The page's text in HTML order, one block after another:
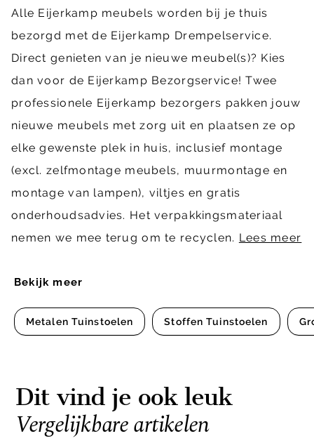
Bekijk meer
Metalen Tuinstoelen Stoffen Tuinstoelen
Alle Eijerkamp meubels worden bij je thuis
bezorgd met de Eijerkamp Drempelservice.
Direct genieten van je nieuwe meubel(s)? Kies
dan voor de Eijerkamp Bezorgservice! Twee
professionele Eijerkamp bezorgers pakken jouw
nieuwe meubels met zorg uit en plaatsen ze op
elke gewenste plek in huis, inclusief montage
(excl. zelfmontage meubels, muurmontage en
montage van lampen), viltjes en gratis
onderhoudsadvies. Het verpakkingsmateriaal
nemen we mee terug om te recyclen. Lees meer
Dit vind je ook leuk
Vergelijkbare artikelen